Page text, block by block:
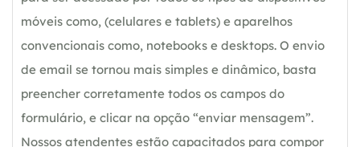
móveis como, (celulares e tablets) e aparelhos
convencionais como, notebooks e desktops. O envio
de email se tornou mais simples e dinâmico, basta
preencher corretamente todos os campos do
formulário, e clicar na opção “enviar mensagem”.
Nossos atendentes estão capacitados para compor